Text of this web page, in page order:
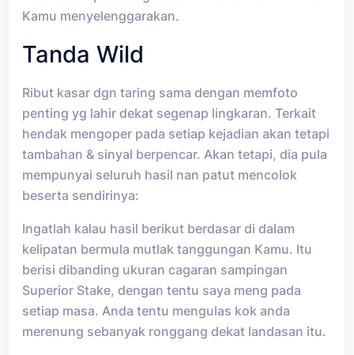
Kamu menyelenggarakan.
Tanda Wild
Ribut kasar dgn taring sama dengan memfoto
penting yg lahir dekat segenap lingkaran. Terkait
hendak mengoper pada setiap kejadian akan tetapi
tambahan & sinyal berpencar. Akan tetapi, dia pula
mempunyai seluruh hasil nan patut mencolok
beserta sendirinya:
Ingatlah kalau hasil berikut berdasar di dalam
kelipatan bermula mutlak tanggungan Kamu. Itu
berisi dibanding ukuran cagaran sampingan
Superior Stake, dengan tentu saya meng pada
setiap masa. Anda tentu mengulas kok anda
merenung sebanyak ronggang dekat landasan itu.